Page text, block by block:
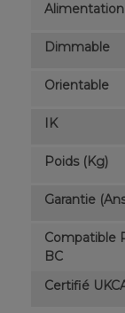
Dimmable
Orientable
IK
Poids (kg)
Garantie
Compatible
BC
Certifié